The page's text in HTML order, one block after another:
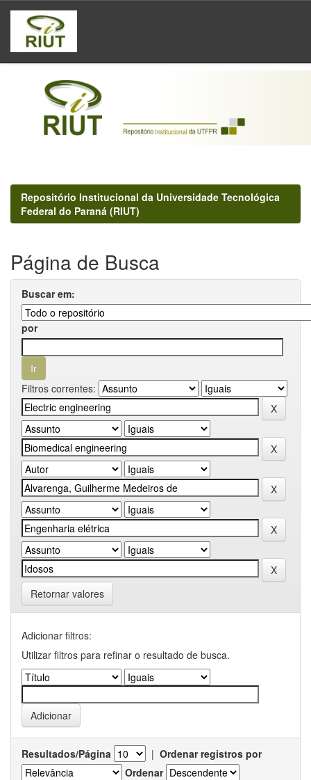
Skip
navigation
Repositório Institucional da Universidade Tecnológica
Federal do Paraná (RIUT)
Página de Busca
Buscar em:
por
Filtros correntes:
Retornar valores
Adicionar filtros:
Utilizar filtros para refinar o resultado de busca.
Resultados/Página | Ordenar registros por
Ordenar